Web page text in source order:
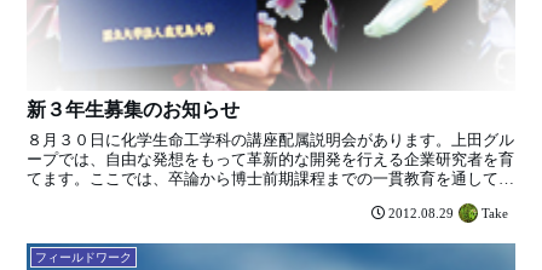
新３年生募集のお知らせ
８月３０日に化学生命工学科の講座配属説明会があります。上田グル
ープでは、自由な発想をもって革新的な開発を行える企業研究者を育
てます。ここでは、卒論から博士前期課程までの一貫教育を通して学
2012.08.29 Take
フィールドワーク